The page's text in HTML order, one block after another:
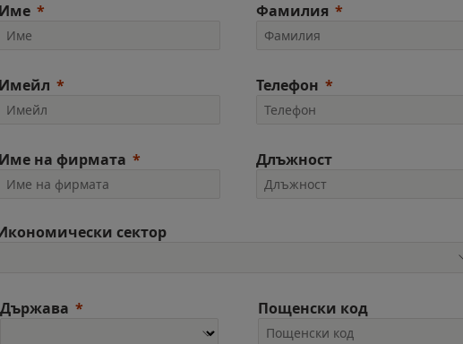
Име Фамилия
Имейл Телефон
Име на фирмата Длъжност
сектор
Държава Пощенски код